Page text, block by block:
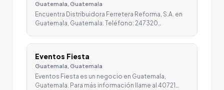
Guatemala, Guatemala
Encuentra Distribuidora Ferretera Reforma, S.A. en
Guatemala, Guatemala. Teléfono: 247320…
Eventos Fiesta
Guatemala, Guatemala
Eventos Fiesta es un negocio en Guatemala,
Guatemala. Para más información llame al 40721…